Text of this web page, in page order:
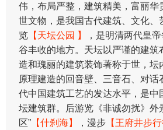
伟，布局严整，建筑精美，富丽华
世文物，是我国古代建筑、文化、
览 【天坛公园 】
，是明清两代皇
谷丰收的地方。天坛以严谨的建筑
造和瑰丽的建筑装饰著称于世，坛
原理建造的回音壁、三音石、对话
代中国建筑工艺的发达水平，是中
坛建筑群。后游览《非诚勿扰》外
区” 【什刹海】 ，漫步 【王府井步行